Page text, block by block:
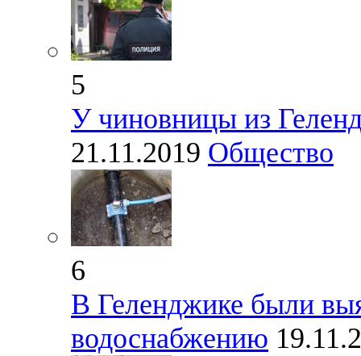
5
У чиновницы из
21.11.2019 Общество
6
В Геленджике были
водоснабжению